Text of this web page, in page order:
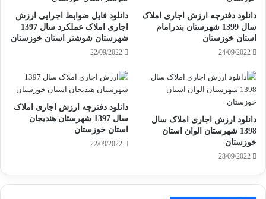
دانلود دفترچه ارزش اجاری املاک
سال 1399 شهرستان بندرامام
استان خوزستان
24/09/2022
دانلود فایل ضوابط اجرایی ارزش
اجاری املاک عملکرد سال 1397
شهرستان شوشتر استان خوزستان
22/09/2022
دانلود ارزش اجاری املاک سال
1398 شهرستان الوان استان
خوزستان
28/09/2022
دانلود دفترچه ارزش اجاری املاک
سال 1397 شهرستان هندیجان
استان خوزستان
22/09/2022